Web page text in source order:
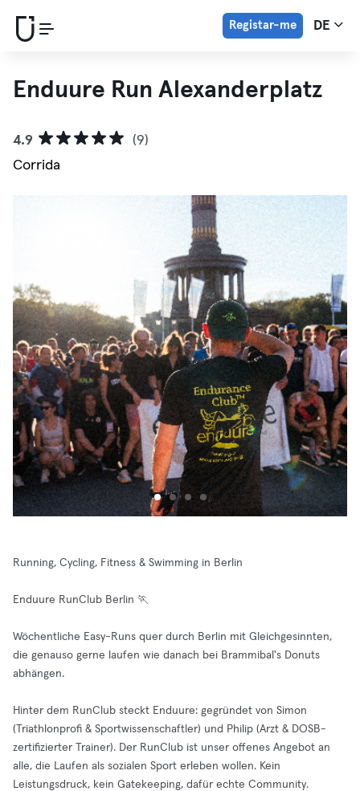
Registar-me DE
Enduure Run Alexanderplatz
4.9
(9)
Corrida
Running, Cycling, Fitness & Swimming in Berlin
Enduure RunClub Berlin 🏃
Wöchentliche Easy-Runs quer durch Berlin mit Gleichgesinnten,
die genauso gerne laufen wie danach bei Brammibal's Donuts
abhängen.
Hinter dem RunClub steckt Enduure: gegründet von Simon
(Triathlonprofi & Sportwissenschaftler) und Philip (Arzt & DOSB-
zertifizierter Trainer). Der RunClub ist unser offenes Angebot an
alle, die Laufen als sozialen Sport erleben wollen. Kein
Leistungsdruck, kein Gatekeeping, dafür echte Community.